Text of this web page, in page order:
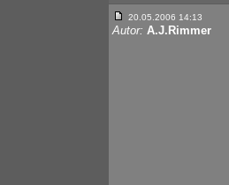
20.05.2006 14:13
Autor: A.J.Rimmer